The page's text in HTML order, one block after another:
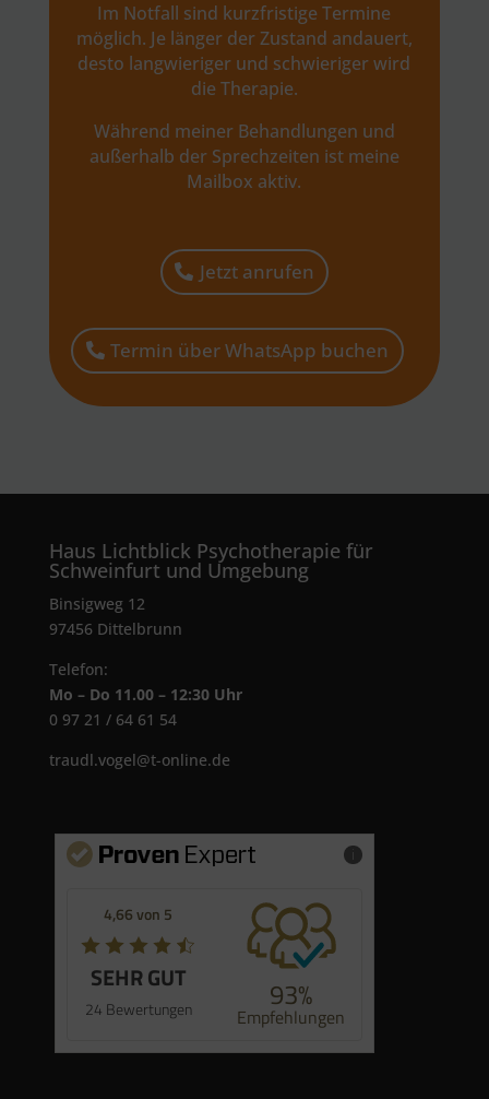
Im Notfall sind kurzfristige Termine
möglich. Je länger der Zustand andauert,
desto langwieriger und schwieriger wird
die Therapie.
Während meiner Behandlungen und
außerhalb der Sprechzeiten ist meine
Mailbox aktiv.
Jetzt anrufen
Termin über WhatsApp buchen
Haus Lichtblick Psychotherapie für
Schweinfurt und Umgebung
Binsigweg 12
97456 Dittelbrunn
Telefon:
Mo – Do 11.00 – 12:30 Uhr
0 97 21 / 64 61 54
traudl.vogel@t-online.de
4,66 von 5
SEHR GUT
24 Bewertungen 93%
Empfehlungen